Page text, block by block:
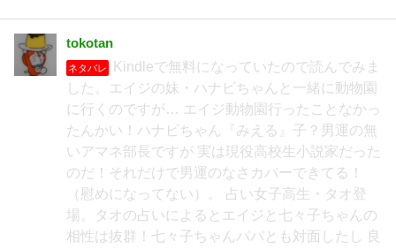
tokotan
ネタバレ
Kindleで無料になっていたので読んでみま
した。エイジの妹・ハナビちゃんと一緒に動物園
に行くのですが… エイジ動物園行ったことなかっ
たんかい！ハナビちゃん『みえる』子？男運の無
いアマネ部長ですが 実は現役高校生小説家だった
のだ！それだけで男運のなさカバーできてる！
（慰めになってない）。 占い女子高生・タオ登
場。タオの占いによるとエイジと七々子ちゃんの
相性は抜群！七々子ちゃんパパとも対面したし 良